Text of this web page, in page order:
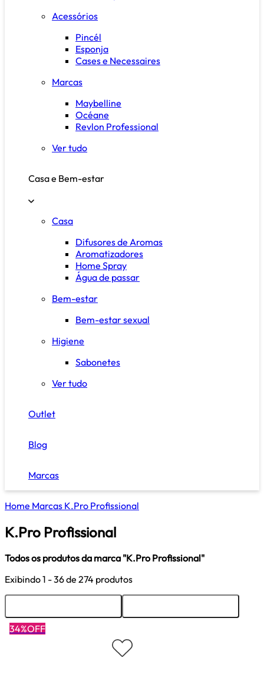
Acessórios
Pincél
Esponja
Cases e Necessaires
Marcas
Maybelline
Océane
Revlon Professional
Ver tudo
Casa e Bem-estar
Casa
Difusores de Aromas
Aromatizadores
Home Spray
Água de passar
Bem-estar
Bem-estar sexual
Higiene
Sabonetes
Ver tudo
Outlet
Blog
Marcas
Home Marcas K.Pro Profissional
K.Pro Profissional
Todos os produtos da marca "K.Pro Profissional"
Exibindo1 - 36de 274 produtos
34%OFF